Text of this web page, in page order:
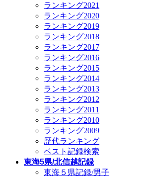
ランキング2021
ランキング2020
ランキング2019
ランキング2018
ランキング2017
ランキング2016
ランキング2015
ランキング2014
ランキング2013
ランキング2012
ランキング2011
ランキング2010
ランキング2009
歴代ランキング
ベスト記録検索
東海5県/北信越記録
東海５県記録/男子